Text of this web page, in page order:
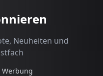
Neuheiten und
Werbung